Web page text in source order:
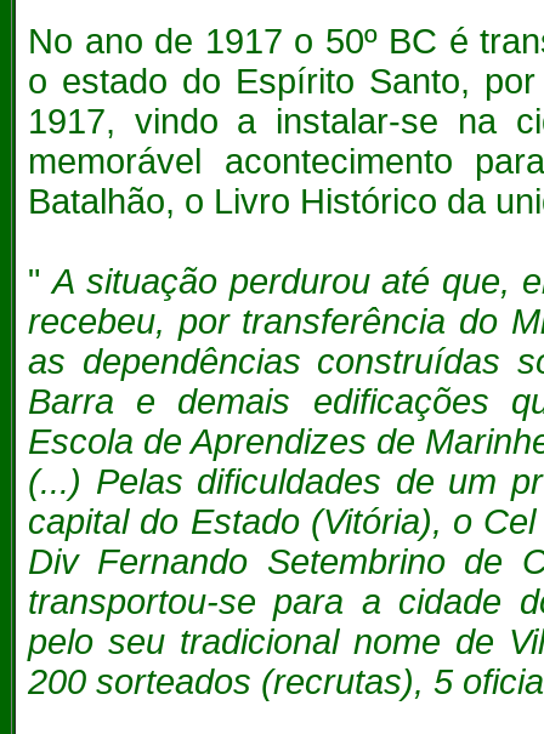
No ano de 1917 o 50º BC é
o estado do Espírito Santo,
1917, vindo a instalar-se na
memorável acontecimento
Batalhão, o Livro Histórico da
"A situação perdurou até que,
recebeu, por transferência do
as dependências construídas
Barra e demais edificações
Escola de Aprendizes de
(...) Pelas dificuldades de um
capital do Estado (Vitória), o
Div Fernando Setembrino de
transportou-se para a cidade
pelo seu tradicional nome de
200 sorteados (recrutas), 5